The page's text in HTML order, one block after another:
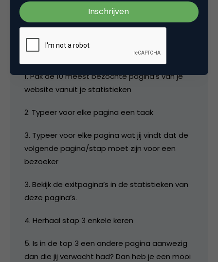
die taak te voltooien
Wat ik zelf een goede tip vind voor veel
ondernemers om heel snel inzicht te krijgen
(MET statistieken):
1. Pak de 10 meest bezochte pagina’s van je
website vanuit je statistieken
2. Typeer voor elke pagina een taak
3. Typeer voor elke pagina wat jij vindt dat de
volgende pagina/stap moet zijn voor een
bezoeker
3. Bekijk de exitpagina’s in de statistieken van
deze pagina’s.
4. Herhaal stap 3 enkele keren
5. Is in de top 3 een andere pagina aanwezig
dan die jij verwacht had? Dan heb je een mooi